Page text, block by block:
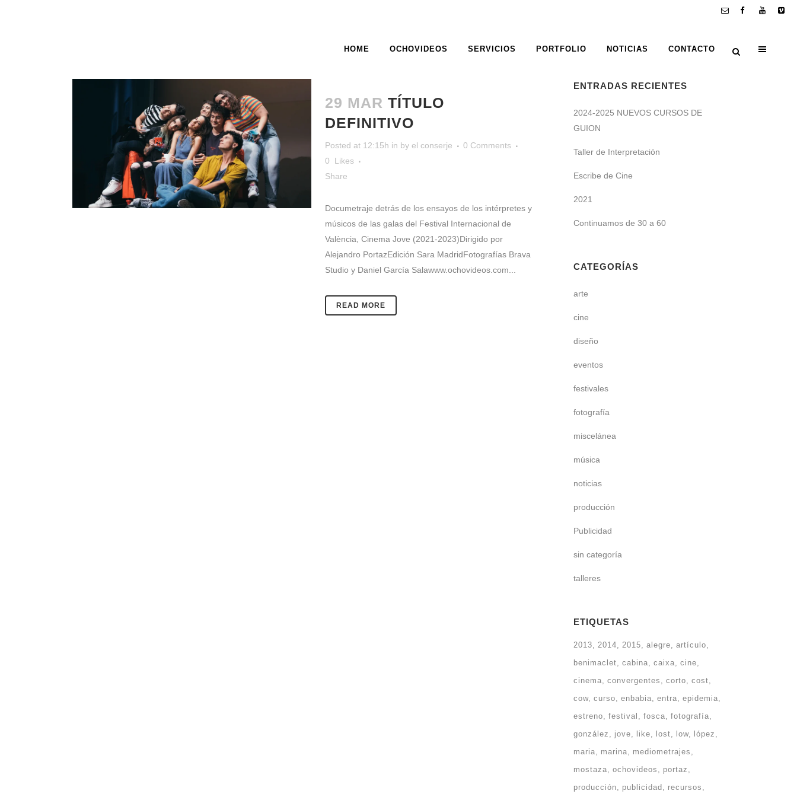
HOME OCHOVIDEOS SERVICIOS PORTFOLIO NOTICIAS CONTACTO
ARCHIVE
29 MAR TÍTULO
DEFINITIVO
Posted at 12:15h in by el conserje
0 Comments
0
Likes
Share
Documetraje detrás de los ensayos de los intérpretes y
músicos de las galas del Festival Internacional de
València, Cinema Jove (2021-2023)Dirigido por
Alejandro PortazEdición Sara MadridFotografías Brava
Studio y Daniel García Salawww.ochovideos.com...
READ MORE
ENTRADAS RECIENTES
2024-2025 NUEVOS CURSOS DE
GUION
Taller de Interpretación
Escribe de Cine
2021
Continuamos de 30 a 60
CATEGORÍAS
arte
cine
diseño
eventos
festivales
fotografía
miscelánea
música
noticias
producción
Publicidad
sin categoría
talleres
ETIQUETAS
2013 2014 2015 alegre
artículo
benimaclet
cabina caixa
cine
cinema
convergentes corto
cost
cow curso enbabia entra
epidemia
estreno
festival fosca
fotografía
gonzález
jove like lost low
lópez
maria
marina
mediometrajes
mostaza
ochovideos
portaz
producción
publicidad recursos